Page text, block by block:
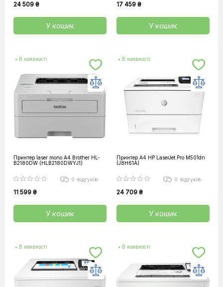
24 509 ₴
У кошик
17 459 ₴
У кошик
• В наявності
Принтер laser mono А4 Brother HL-
B2180DW (HLB2180DWYJ1)
0 відгуків
11 599 ₴
У кошик
• В наявності
Принтер А4 HP LaserJet Pro M501dn
(J8H61A)
0 відгуків
24 709 ₴
У кошик
• В наявності • В наявності